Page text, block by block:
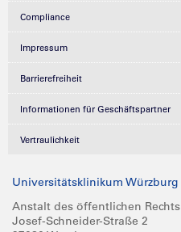
Compliance
Impressum
Barrierefreiheit
Informationen für Geschäftspartner
Vertraulichkeit
Universitätsklinikum Würzburg
Anstalt des öffentlichen Rechts
Josef-Schneider-Straße 2